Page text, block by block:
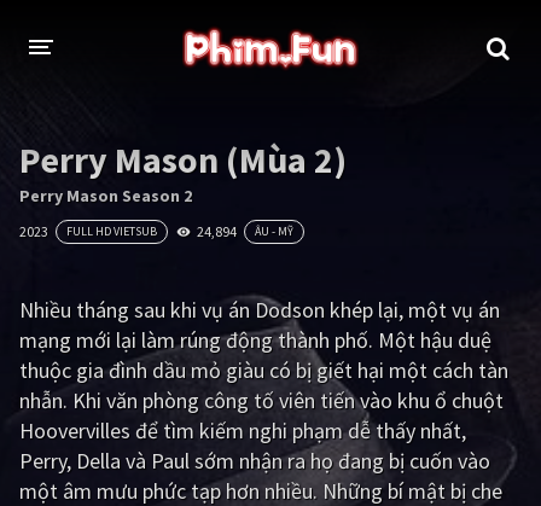
Thần thoại - Cổ trang
Tâm lý Chiến tranh
Kinh dị Tội phạm - Hình sự
Phiêu lưu Hài hước
Viễn tưởng Khoa học - Tài liệu
Hoạt hình Thể thao
Perry Mason (Mùa 2)
Perry Mason Season 2
2023 FULL HD VIETSUB 24,894 ÂU - MỸ
Nhiều tháng sau khi vụ án Dodson khép lại, một vụ án
mạng mới lại làm rúng động thành phố. Một hậu duệ
thuộc gia đình dầu mỏ giàu có bị giết hại một cách tàn
nhẫn. Khi văn phòng công tố viên tiến vào khu ổ chuột
Hoovervilles để tìm kiếm nghi phạm dễ thấy nhất,
Perry, Della và Paul sớm nhận ra họ đang bị cuốn vào
một âm mưu phức tạp hơn nhiều. Những bí mật bị che